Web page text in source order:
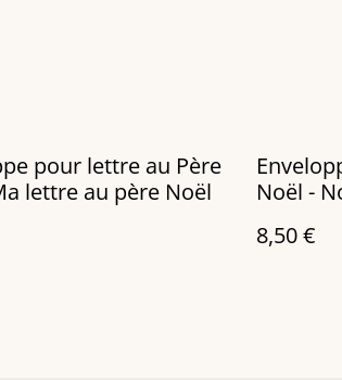
pour lettre au Père
lettre au père Noël
Noël -
8,50 €